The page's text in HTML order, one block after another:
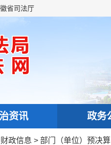
省司法厅
资讯 政务
财政信息 > 部门（单位）预决算